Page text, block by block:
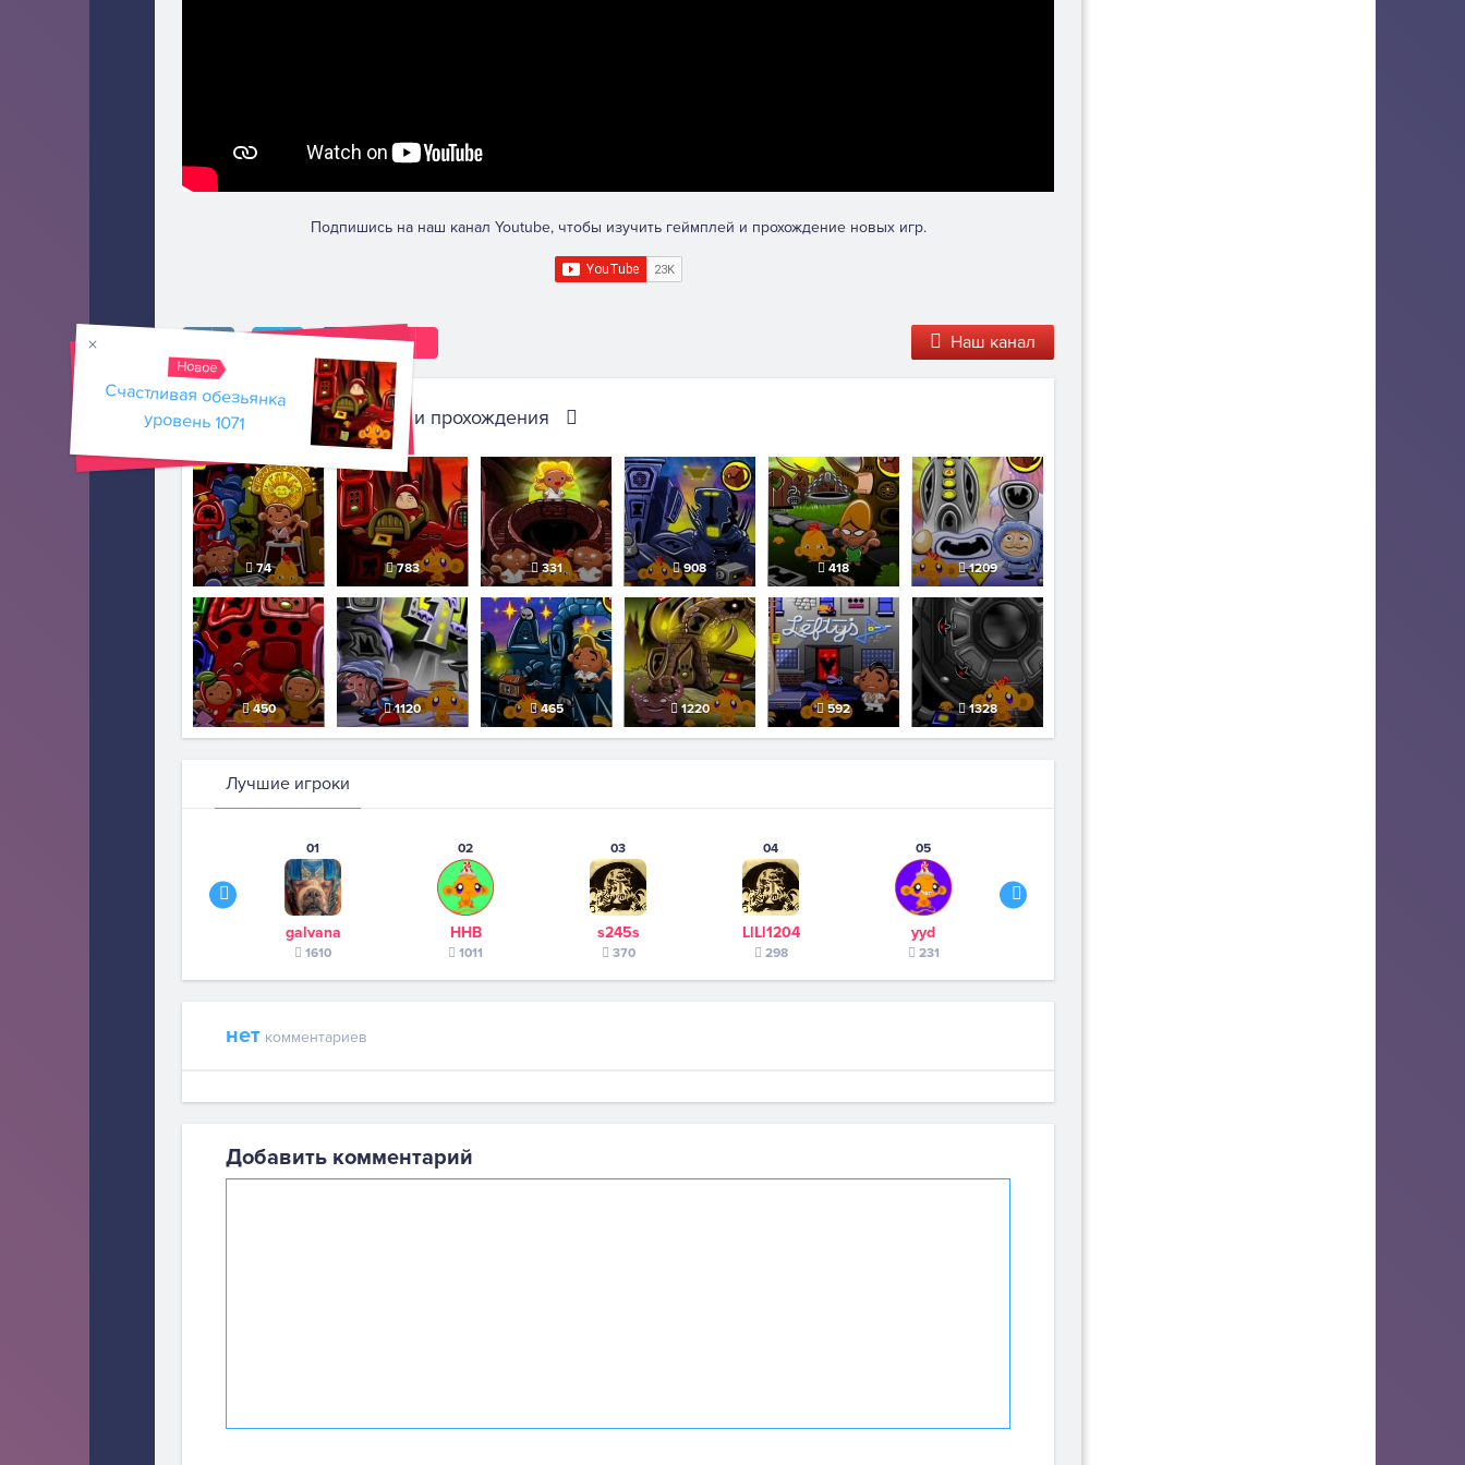
Подпишись на наш канал Youtube, чтобы изучить геймплей и прохождение новых игр.
Наш канал
Похожие игры и прохождения
74 783 331 908 418 1209
450 1120 465 1220 592 1328
Лучшие игроки
01
galvana
1610
02
ННВ
1011
03
s245s
370
04
LlLl1204
298
05
yyd
231
нет комментариев
Добавить комментарий
Новое
Счастливая обезьянка
уровень 1071